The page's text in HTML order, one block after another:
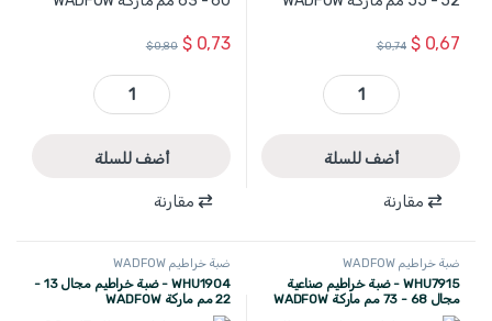
$0,67
$0,74
WHU7911 - ضبة خراطيم صناعية مجال 52 - 55 مم ماركة WADFOW quantity
أضف للسلة
مقارنة
$0,73
$0,80
WHU7913 - ضبة خراطيم صناعية مجال 60 - 63 مم ماركة WADFOW quantity
أضف للسلة
مقارنة
ضبة خراطيم WADFOW
WHU7915 - ضبة خراطيم صناعية
مجال 68 - 73 مم ماركة WADFOW
ضبة خراطيم WADFOW
WHU1904 - ضبة خراطيم مجال 13 -
22 مم ماركة WADFOW